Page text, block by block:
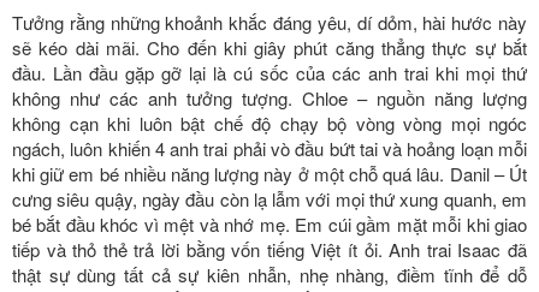
Tưởng rằng những khoảnh khắc đáng yêu, dí dỏm, hài hước này
sẽ kéo dài mãi. Cho đến khi giây phút căng thẳng thực sự bắt
đầu. Lần đầu gặp gỡ lại là cú sốc của các anh trai khi mọi thứ
không như các anh tưởng tượng. Chloe – nguồn năng lượng
không cạn khi luôn bật chế độ chạy bộ vòng vòng mọi ngóc
ngách, luôn khiến 4 anh trai phải vò đầu bứt tai và hoảng loạn mỗi
khi giữ em bé nhiều năng lượng này ở một chỗ quá lâu. Danil – Út
cưng siêu quậy, ngày đầu còn lạ lẫm với mọi thứ xung quanh, em
bé bắt đầu khóc vì mệt và nhớ mẹ. Em cúi gầm mặt mỗi khi giao
tiếp và thỏ thẻ trả lời bằng vốn tiếng Việt ít ỏi. Anh trai Isaac đã
thật sự dùng tất cả sự kiên nhẫn, nhẹ nhàng, điềm tĩnh để dỗ